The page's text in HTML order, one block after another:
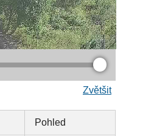
Zvětšit
Pohled